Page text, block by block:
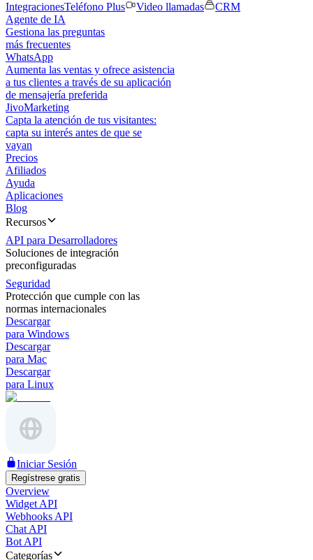
IntegracionesTeléfono Plus Video llamadas
CRM
Agente de IA
Gestiona las preguntas
más frecuentes
WhatsApp
Aumenta las ventas y ofrece asistencia
a tus clientes a través de su aplicación
de mensajería preferida
JivoMarketing
Capta la atención de tus visitantes:
capta su interés antes de que se
vayan
Precios
Afiliados
Ayuda
Aplicaciones
Blog
Recursos
API para Desarrolladores
Soluciones de integración
preconfiguradas
Seguridad
Protección que cumple con las
normas internacionales
Descargar
para Windows
Descargar
para Mac
Descargar
para Linux
Iniciar Sesión
Regístrese gratis
Overview
Widget API
Webhooks API
Chat API
Bot API
Categorías